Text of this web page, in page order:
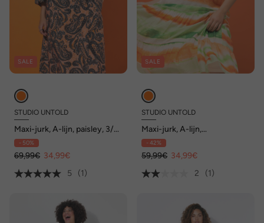
SALE
STUDIO UNTOLD
Maxi-jurk, A-lijn, paisley, 3/4-
ballonmouwen
- 50%
69,99€ 34,99€
5
(1)
SALE
STUDIO UNTOLD
Maxi-jurk, A-lijn,
batikstrepen, V-hals op de
achterkant, volants
- 42%
59,99€ 34,99€
2
(1)